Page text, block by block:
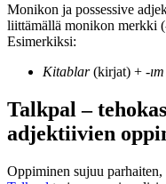
Monikon ja possessive
liittämällä monikon merkki
Esimerkiksi:
Kitablar(kirjat) + -ım
Talkpal –
adjektiivien
Oppiminen sujuu